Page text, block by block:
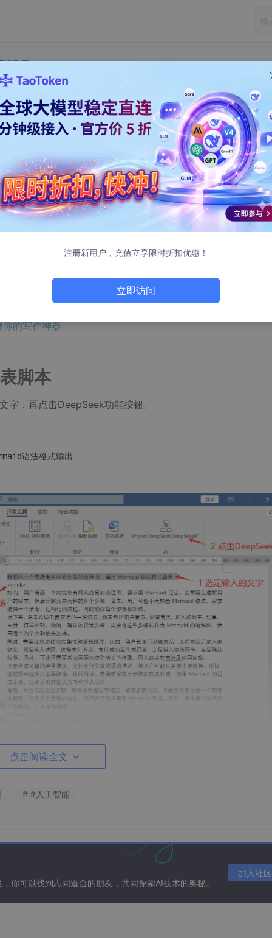
打造智能图表助手
让你制作流程图、时序图、饼图等等图表都能信手拈来！
到的工具：
型的Word神器，用简单语言描述就能生成图表的设计蓝图
线编辑和实时生成多达20多种图表效果
的写作神器
脚本
字，再点击DeepSeek功能按钮。
语法格式输出
点击阅读全文
# #人工智能
你可以找到志同道合的朋友，共同探索AI技术的奥秘。
加入社区
注册新用户，充值立享限时折扣优惠！
立即访问